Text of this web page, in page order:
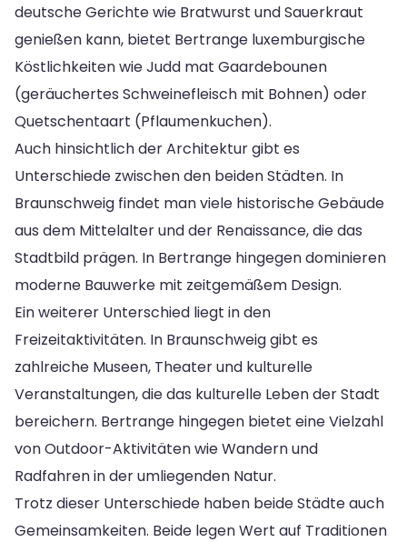
deutsche Gerichte wie Bratwurst und Sauerkraut
genießen kann, bietet Bertrange luxemburgische
Köstlichkeiten wie Judd mat Gaardebounen
(geräuchertes Schweinefleisch mit Bohnen) oder
Quetschentaart (Pflaumenkuchen).
Auch hinsichtlich der Architektur gibt es
Unterschiede zwischen den beiden Städten. In
Braunschweig findet man viele historische Gebäude
aus dem Mittelalter und der Renaissance, die das
Stadtbild prägen. In Bertrange hingegen dominieren
moderne Bauwerke mit zeitgemäßem Design.
Ein weiterer Unterschied liegt in den
Freizeitaktivitäten. In Braunschweig gibt es
zahlreiche Museen, Theater und kulturelle
Veranstaltungen, die das kulturelle Leben der Stadt
bereichern. Bertrange hingegen bietet eine Vielzahl
von Outdoor-Aktivitäten wie Wandern und
Radfahren in der umliegenden Natur.
Trotz dieser Unterschiede haben beide Städte auch
Gemeinsamkeiten. Beide legen Wert auf Traditionen